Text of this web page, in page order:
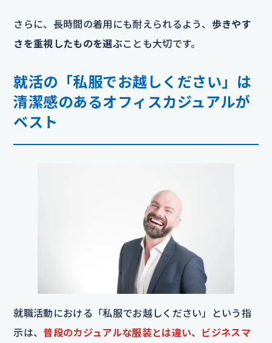
さらに、長時間の着用にも耐えられるよう、 歩きやす
さを重視したものを選ぶことも大切です。
就活の「私服でお越しください」は
清潔感のあるオフィスカジュアルが
ベスト
就職活動における「私服でお越しください」という指
示は、普段のカジュアルな服装とは違い、ビジネスマ